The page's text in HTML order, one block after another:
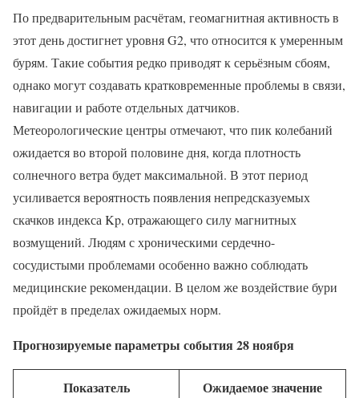
По предварительным расчётам, геомагнитная активность в
этот день достигнет уровня G2, что относится к умеренным
бурям. Такие события редко приводят к серьёзным сбоям,
однако могут создавать кратковременные проблемы в связи,
навигации и работе отдельных датчиков.
Метеорологические центры отмечают, что пик колебаний
ожидается во второй половине дня, когда плотность
солнечного ветра будет максимальной. В этот период
усиливается вероятность появления непредсказуемых
скачков индекса Kp, отражающего силу магнитных
возмущений. Людям с хроническими сердечно-
сосудистыми проблемами особенно важно соблюдать
медицинские рекомендации. В целом же воздействие бури
пройдёт в пределах ожидаемых норм.
Прогнозируемые параметры события 28 ноября
Показатель Ожидаемое значение